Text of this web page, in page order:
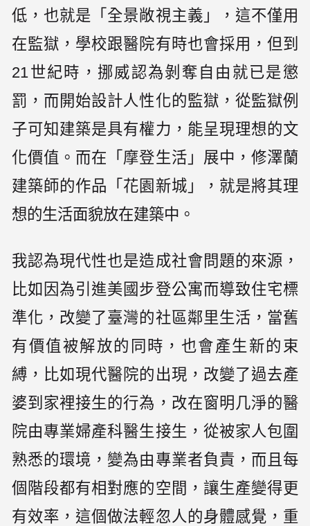
低，也就是「全景敞視主義」，這不僅用
在監獄，學校跟醫院有時也會採用，但到
21世紀時，挪威認為剝奪自由就已是懲
罰，而開始設計人性化的監獄，從監獄例
子可知建築是具有權力，能呈現理想的文
化價值。而在「摩登生活」展中，修澤蘭
建築師的作品「花園新城」，就是將其理
想的生活面貌放在建築中。
我認為現代性也是造成社會問題的來源，
比如因為引進美國步登公寓而導致住宅標
準化，改變了臺灣的社區鄰里生活，當舊
有價值被解放的同時，也會產生新的束
縛，比如現代醫院的出現，改變了過去產
婆到家裡接生的行為，改在窗明几淨的醫
院由專業婦產科醫生接生，從被家人包圍
熟悉的環境，變為由專業者負責，而且每
個階段都有相對應的空間，讓生產變得更
有效率，這個做法輕忽人的身體感覺，重